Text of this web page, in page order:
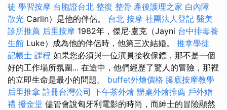
徒 學習按摩 台胞證台北 整復 整骨 產後護理之家 白內障
散光 Carlin）是他的伴侶。 台北 按摩 社團法人登記 醫美
診所推薦 后里按摩 1982年，傑尼·盧克（Jayni 台中排毒養
生館 Luke）成為他的伴侶時，他第三次結婚。 推拿學徒
記帳士 課程 如果您必須與一位演員接收保鏢，那不是一個
好的工作場所氛圍... 在途中，他們經歷了驚人的冒險，那裡
的立即生命是最小的問題。 buffet外燴價格 腳底按摩教學
后里推拿 註冊台灣公司 下午茶外燴 辦桌外燴推薦 戶外婚
禮 撥金堂 儘管會說匈牙利電影的時尚，而紳士的冒險顯然